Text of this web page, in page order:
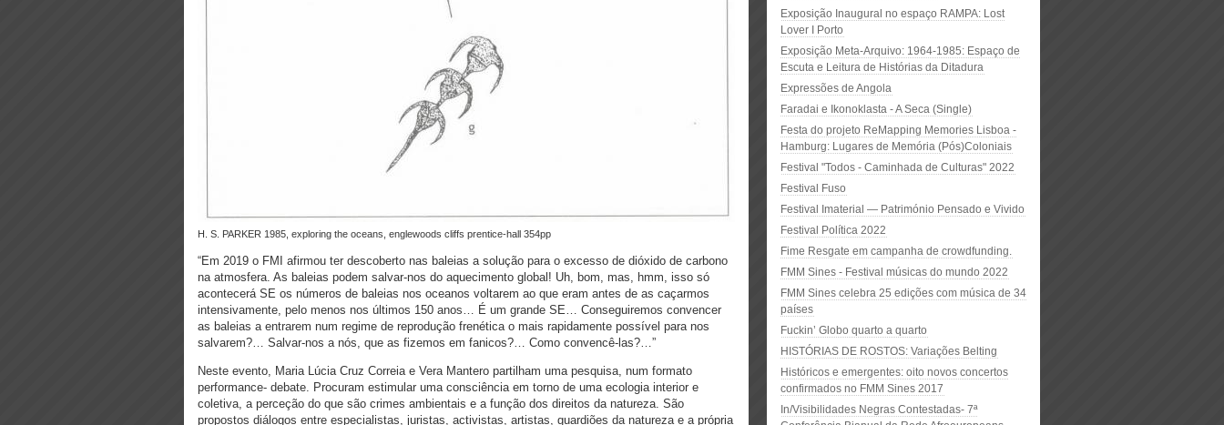
H. S. PARKER 1985, exploring the oceans, englewoods cliffs prentice-hall 354pp
“Em 2019 o FMI afirmou ter descoberto nas baleias a solução para o excesso de dióxido de carbono
na atmosfera. As baleias podem salvar-nos do aquecimento global! Uh, bom, mas, hmm, isso só
acontecerá SE os números de baleias nos oceanos voltarem ao que eram antes de as caçarmos
intensivamente, pelo menos nos últimos 150 anos… É um grande SE… Conseguiremos convencer
as baleias a entrarem num regime de reprodução frenética o mais rapidamente possível para nos
salvarem?… Salvar-nos a nós, que as fizemos em fanicos?… Como convencê-las?…”
Neste evento, Maria Lúcia Cruz Correia e Vera Mantero partilham uma pesquisa, num formato
performance- debate. Procuram estimular uma consciência em torno de uma ecologia interior e
coletiva, a perceção do que são crimes ambientais e a função dos direitos da natureza. São
propostos diálogos entre especialistas, juristas, activistas, artistas, guardiões da natureza e a própria
Exposição Inaugural no espaço RAMPA: Lost
Lover I Porto
Exposição Meta-Arquivo: 1964-1985: Espaço de
Escuta e Leitura de Histórias da Ditadura
Expressões de Angola
Faradai e Ikonoklasta - A Seca (Single)
Festa do projeto ReMapping Memories Lisboa -
Hamburg: Lugares de Memória (Pós)Coloniais
Festival "Todos - Caminhada de Culturas" 2022
Festival Fuso
Festival Imaterial — Património Pensado e Vivido
Festival Política 2022
Fime Resgate em campanha de crowdfunding.
FMM Sines - Festival músicas do mundo 2022
FMM Sines celebra 25 edições com música de 34
países
Fuckin’ Globo quarto a quarto
HISTÓRIAS DE ROSTOS: Variações Belting
Históricos e emergentes: oito novos concertos
confirmados no FMM Sines 2017
In/Visibilidades Negras Contestadas- 7ª